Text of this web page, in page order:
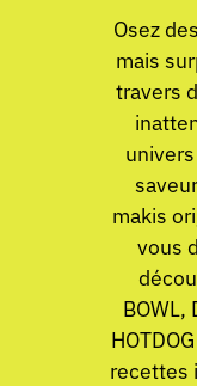
Osez
mais
travers
makis
vous
BOWL,
recettes